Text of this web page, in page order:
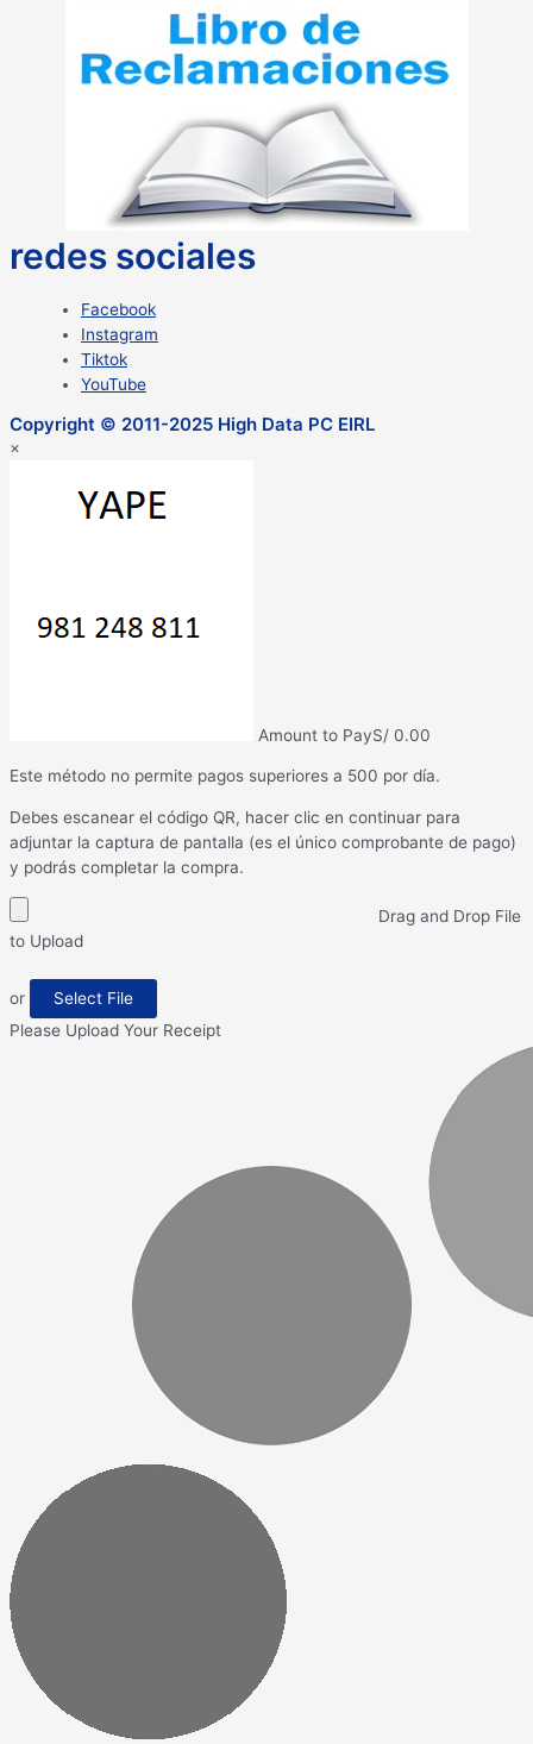
redes sociales
Facebook
Instagram
Tiktok
YouTube
Copyright © 2011-2025 High Data PC EIRL
×
Amount to PayS/ 0.00
Este método no permite pagos superiores a 500 por día.
Debes escanear el código QR, hacer clic en continuar para
adjuntar la captura de pantalla (es el único comprobante de pago)
y podrás completar la compra.
Drag and Drop File
to Upload
or
Select File
Please Upload Your Receipt